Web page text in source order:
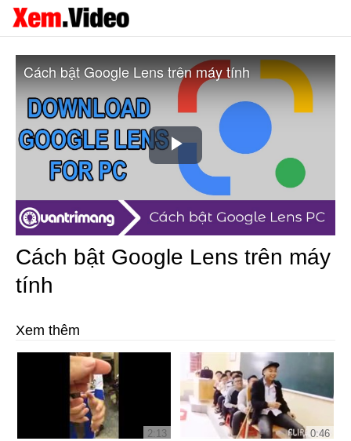
Play
Video
Cách bật Google Lens trên máy tính
Cách bật Google Lens trên máy
tính
Xem thêm
2:13 0:46